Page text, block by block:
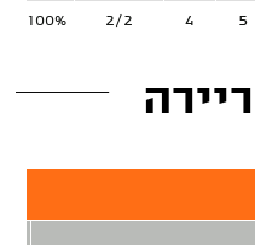
5
4
2/2
100%